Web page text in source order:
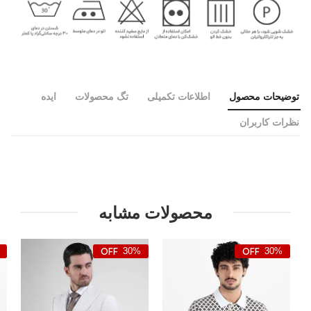
توضیحات محصول اطلاعات تکمیلی تگ محصولات ایده
نظرات کاربران
محصولات مشابه
30%
30%